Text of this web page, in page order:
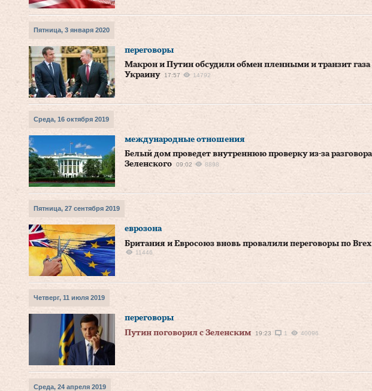
Пятница, 3 января 2020
переговоры
Макрон и Путин обсудили обмен пленными и транзит газа
Украину
17:57 14792
Среда, 16 октября 2019
международные отношения
Белый дом проведет внутреннюю проверку из-за
Зеленского
09:02 8898
Пятница, 27 сентября 2019
еврозона
Британия и Евросоюз вновь провалили переговоры по
11446
Четверг, 11 июля 2019
переговоры
Путин поговорил с Зеленским
19:23 1 40096
Среда, 24 апреля 2019